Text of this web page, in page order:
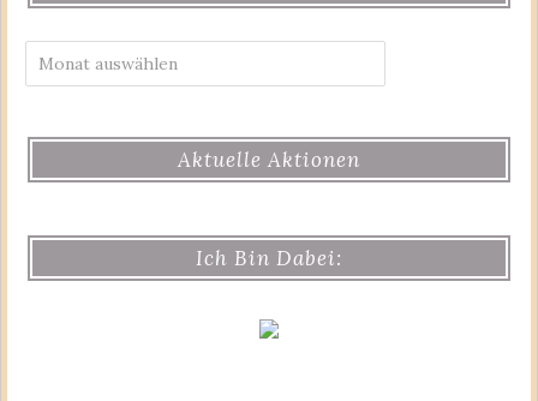
Aktuelle Aktionen
Ich Bin Dabei: